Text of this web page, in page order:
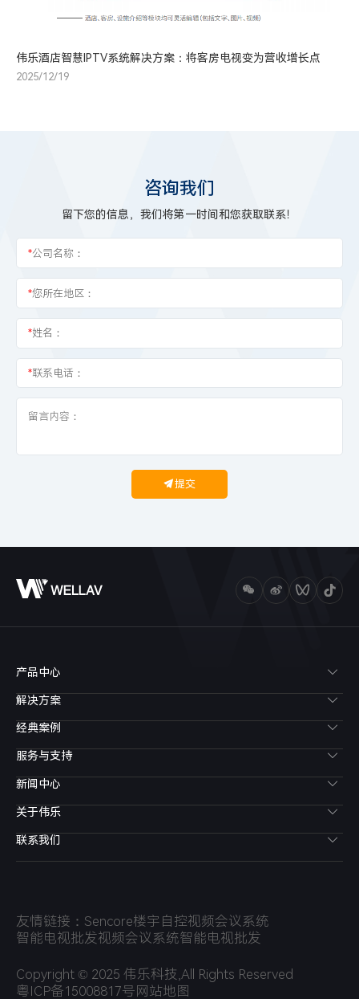
伟乐酒店智慧IPTV系统解决方案：将客房电视变为营收增长点
2025/12/19
咨询我们
留下您的信息，我们将第一时间和您获取联系！
*公司名称：
*您所在地区：
*姓名：
*联系电话：
提交
产品中心
解决方案
经典案例
服务与支持
新闻中心
关于伟乐
联系我们
友情链接： Sencore楼宇自控视频会议系统
智能电视批发视频会议系统智能电视批发
Copyright © 2025 伟乐科技,All Rights Reserved
粤ICP备15008817号网站地图